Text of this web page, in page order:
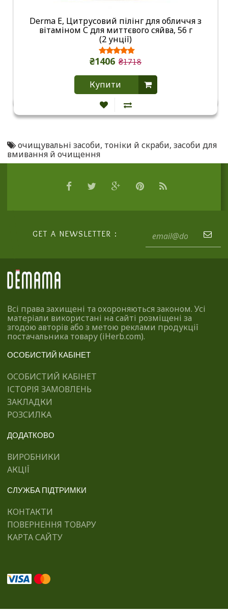
Derma E, Цитрусовий пілінг для обличчя з
вітаміном С для миттєвого сяйва, 56 г
(2 унції)
₴1406 ₴1718
Купити
очищувальні засоби, тоніки й скраби, засоби для
вмивання й очищення
GET A NEWSLETTER :
Всі права захищені та охороняються законом. Усі
матеріали використані на сайті розміщені за
згодою авторів або з метою реклами продукції
постачальника товару (iHerb.com).
ОСОБИСТИЙ КАБІНЕТ
ОСОБИСТИЙ КАБІНЕТ
ІСТОРІЯ ЗАМОВЛЕНЬ
ЗАКЛАДКИ
РОЗСИЛКА
ДОДАТКОВО
ВИРОБНИКИ
АКЦІЇ
СЛУЖБА ПІДТРИМКИ
КОНТАКТИ
ПОВЕРНЕННЯ ТОВАРУ
КАРТА САЙТУ